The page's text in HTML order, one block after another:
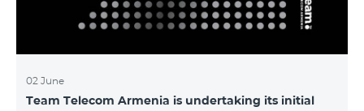
մաղթելով մրցույթի մասնակիցներին Team
Telecom Armenia-ի գլխավոր տնօրեն Հայկ
Եսայանը նշեց, որ
02 June
Team Telecom Armenia is undertaking its initial